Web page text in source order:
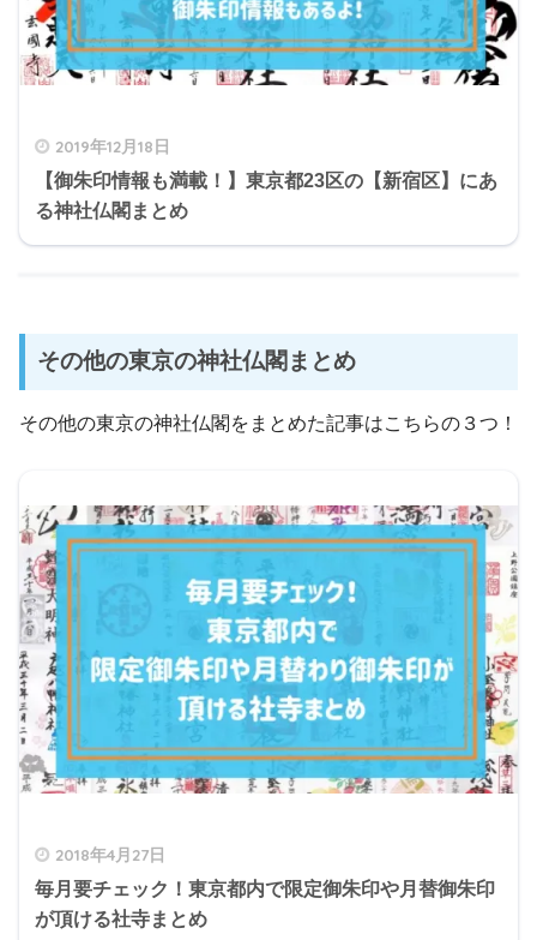
2019年12月18日
【御朱印情報も満載！】東京都23区の【新宿区】にあ
る神社仏閣まとめ
その他の東京の神社仏閣まとめ
その他の東京の神社仏閣をまとめた記事はこちらの３つ！
2018年4月27日
毎月要チェック！東京都内で限定御朱印や月替御朱印
が頂ける社寺まとめ